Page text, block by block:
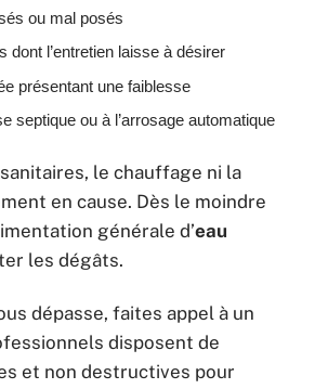
ou mal posés
dont l’entretien laisse à désirer
présentant une faiblesse
septique ou à l’arrosage automatique
sanitaires, le chauffage ni la
en cause. Dès le moindre
générale d’eau
les dégâts.
dépasse, faites appel à un
disposent de
et non destructives pour